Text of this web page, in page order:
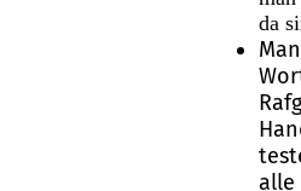
da
alle